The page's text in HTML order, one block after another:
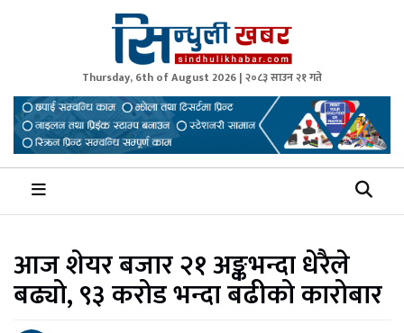
Sindhuli Khabar
News from Sindhuli Nepal
Thursday, 6th of August 2026 | २०८३ साउन २१ गते
आज शेयर बजार २१ अङ्कभन्दा धेरैले
बढ्यो, ९३ करोड भन्दा बढीको कारोबार